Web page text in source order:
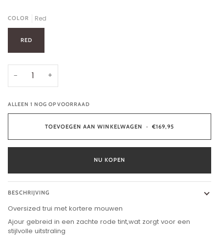
COLOR Red
RED
− +
ALLEEN 1 NOG OP VOORRAAD
TOEVOEGEN AAN WINKELWAGEN • €169,95
NU KOPEN
BESCHRIJVING
Oversized trui met kortere mouwen
Ajour gebreid in een zachte rode tint,wat zorgt voor een
stijlvolle uitstraling